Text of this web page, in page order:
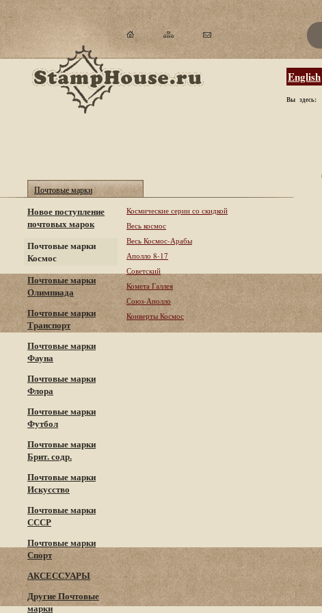
English
Вы здесь:
Почтовые марки
Новое поступление
почтовых марок
Почтовые марки
Космос
Почтовые марки
Олимпиада
Почтовые марки
Транспорт
Почтовые марки
Фауна
Почтовые марки
Флора
Почтовые марки
Футбол
Почтовые марки
Брит. содр.
Почтовые марки
Искусство
Почтовые марки
СССР
Почтовые марки
Спорт
АКСЕССУАРЫ
Другие Почтовые
марки
Космические серии со скидкой
Весь космос
Весь Космос-Арабы
Аполло 8-17
Советский
Комета Галлея
Союз-Аполло
Конверты Космос